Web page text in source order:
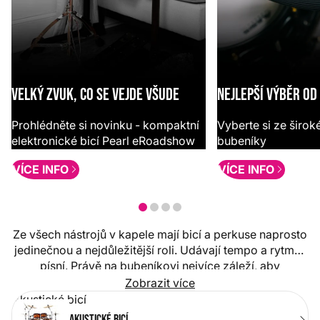
Velký zvuk, co se vejde všude
Prohlédněte si novinku - kompaktní
elektronické bicí Pearl eRoadshow
VÍCE INFO
NEJLEPŠÍ VÝBĚR
Vyberte si ze
bubeníky
VÍCE INFO
Ze všech nástrojů v kapele mají bicí a perkuse naprosto
jedinečnou a nejdůležitější roli. Udávají tempo a rytmus
písní. Právě na bubeníkovi nejvíce záleží, aby
posluchač hudbu skutečně dokázal cítit. Je to výzva,
ovšem zábavná a obohacující. Pokud jste se rozhodli ji
přijmout, v tomto oddělení naleznete vše, co k tomu
Zobrazit více
Akustické bicí